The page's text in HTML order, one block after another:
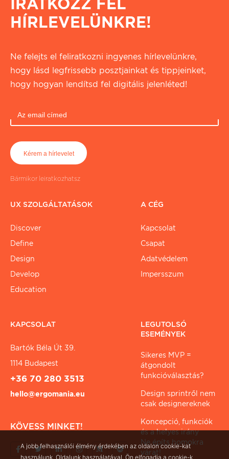
HÍRLEVELÜNKRE!
Ne felejts el feliratkozni ingyenes hírlevelünkre,
hogy lásd legfrissebb posztjainkat és tippjeinket,
hogy hogyan lendítsd fel digitális jelenléted!
Bármikor leiratkozhatsz
UX SZOLGÁLTATÁSOK
Discover
Define
Design
Develop
Education
A CÉG
Kapcsolat
Csapat
Adatvédelem
Impersszum
KAPCSOLAT
Bartók Béla Út 39.
1114 Budapest
+36 70 280 3513
hello@ergomania.eu
KÖVESS MINKET!
LEGUTOLSÓ
ESEMÉNYEK
Sikeres MVP =
átgondolt
funkcióválasztás?
Design sprintről nem
csak designereknek
Koncepció, funkciók
és a helyes irány
Ne építs homokra
várat!
A jobb felhasználói élmény érdekében az oldalon cookie-kat
használunk. Oldalunk használatával, Ön elfogadja a cookie-k